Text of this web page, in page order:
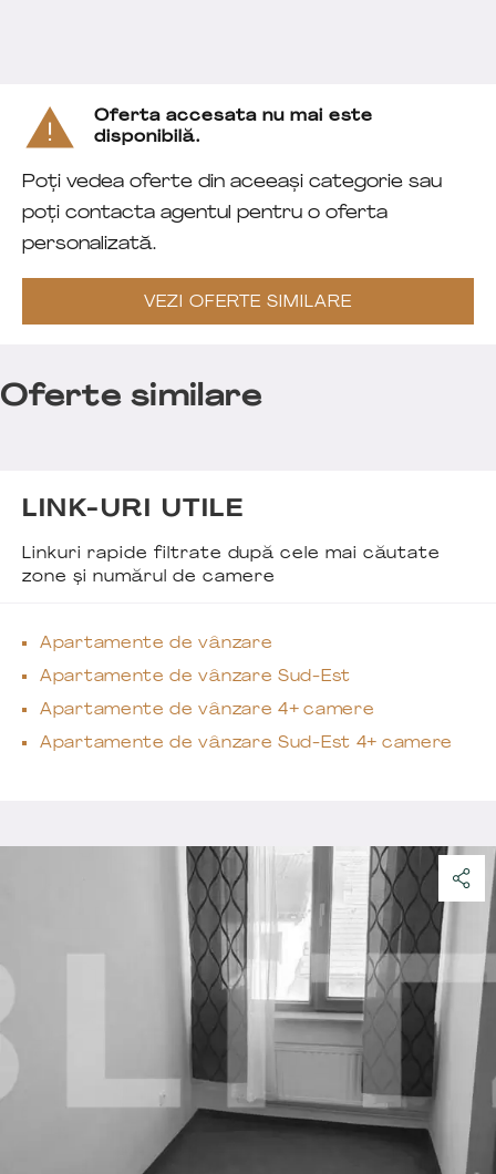
Oferta accesata nu mai este
disponibilă.
Poți vedea oferte din aceeași categorie sau
poți contacta agentul pentru o oferta
personalizată.
VEZI OFERTE SIMILARE
Oferte similare
LINK-URI UTILE
Linkuri rapide filtrate după cele mai căutate
zone și numărul de camere
Apartamente de vânzare
Apartamente de vânzare Sud-Est
Apartamente de vânzare 4+ camere
Apartamente de vânzare Sud-Est 4+ camere